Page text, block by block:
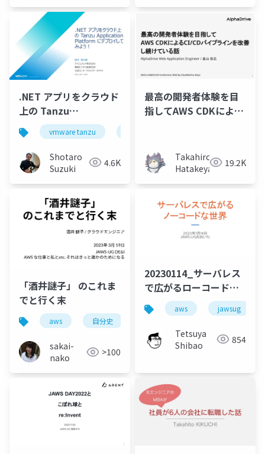
.NET アプリをクラウド
上の Tanzu
Application Platform
にデプロイしてみよ
う！-for-.NET Lab
20230325-fin
vmware tanzu
Shotaro
Suzuki
4.6K
最高の開発者体験を目
指してAWS CDKによる
Takahiro
Hatakeyama 19.2K
「酒井謎子」 のこれま
でと行く末
aws 自分史
sakai-
nako
>100
20230114_サーバレス
で広がるローコードな
世界_公開用
aws jawsug
Tetsuya
Shibao
854